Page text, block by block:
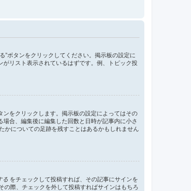
”ボタンをクリックしてください。掲示板の設定に
リスト表示されているはずです。例、トピック投
をクリックします。掲示板の設定によってはその
合、編集後に編集した回数と日時が記事内に小さ
かについての足跡を残すことはあるかもしれません
る をチェックして投稿すれば、その記事にサインを
の際、チェックを外して投稿すればサインはもちろ